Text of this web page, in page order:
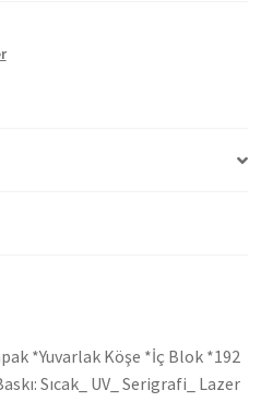
*Yuvarlak Köşe *İç Blok *192
Sıcak_ UV_ Serigrafi_ Lazer